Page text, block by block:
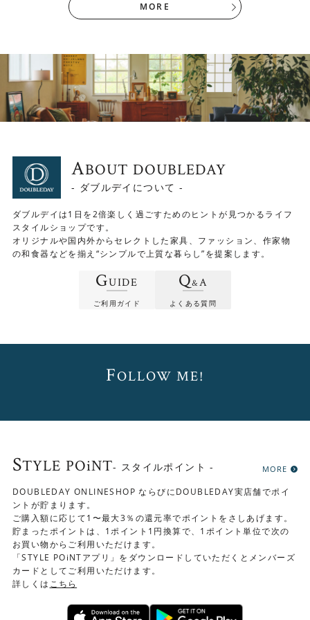
▼ダイニングテーブル(幅140cm)、回転チェア
MORE
ABOUT DOUBLEDAY
- ダブルデイについて -
ダブルデイは1日を2倍楽しく過ごすためのヒントが見つかるライフ
スタイルショップです。
オリジナルや国内外からセレクトした家具、ファッション、作家物
の和食器などを揃え“シンプルで上質な暮らし”を提案します。
GUIDE
ご利用ガイド
Q&A
よくある質問
FOLLOW ME!
STYLE POiNT- スタイルポイント - MORE
DOUBLEDAY ONLINESHOP ならびにDOUBLEDAY実店舗でポイ
ントが貯まります。
ご購入額に応じて1〜最大3％の還元率でポイントをさしあげます。
貯まったポイントは、1ポイント1円換算で、1ポイント単位で次の
お買い物からご利用いただけます。
「STYLE POiNTアプリ」をダウンロードしていただくとメンバーズ
カードとしてご利用いただけます。
詳しくは こちら